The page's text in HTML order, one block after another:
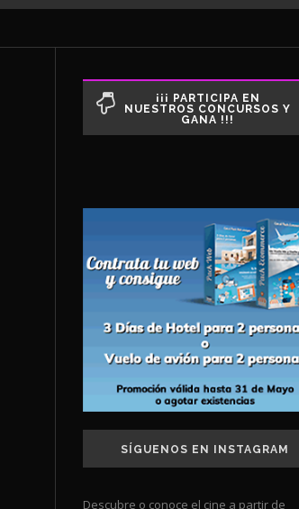
¡¡¡ PARTICIPA EN
NUESTROS CONCURSOS Y
GANA !!!
SÍGUENOS EN INSTAGRAM
Descubre o conoce el cine a partir de